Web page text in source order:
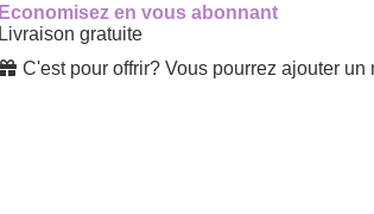
Economisez en vous abonnant
Livraison gratuite
C'est pour offrir? Vous pourrez ajouter